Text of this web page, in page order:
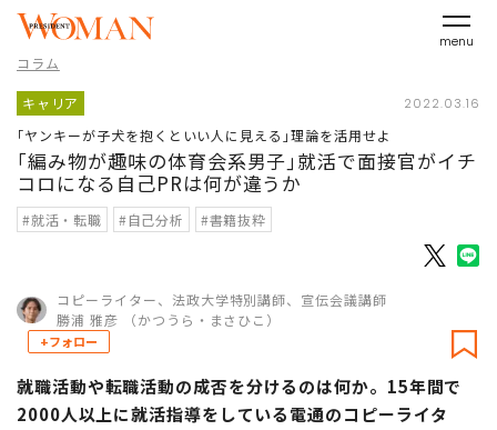
menu
コラム
キャリア 2022.03.16
｢ヤンキーが子犬を抱くといい人に見える｣理論を活用せよ
｢編み物が趣味の体育会系男子｣就活で面接官がイチ
コロになる自己PRは何が違うか
#就活・転職 #自己分析 #書籍抜粋
コピーライター、法政大学特別講師、宣伝会議講師
勝浦 雅彦 （かつうら・まさひこ）
+フォロー
就職活動や転職活動の成否を分けるのは何か。15年間で
2000人以上に就活指導をしている電通のコピーライタ